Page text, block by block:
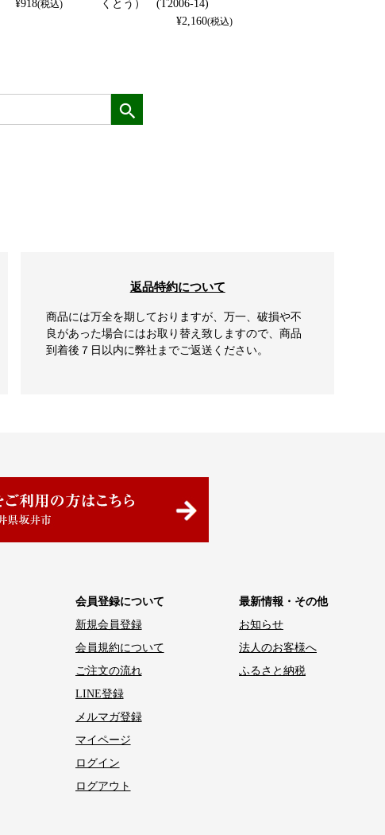
¥918(税込)
くとう） (T2006-14)
¥2,160(税込)
返品特約について
商品には万全を期しておりますが、万一、破損や不
良があった場合にはお取り替え致しますので、商品
到着後７日以内に弊社までご返送ください。
会員登録について
新規会員登録
会員規約について
ご注文の流れ
LINE登録
メルマガ登録
マイページ
ログイン
ログアウト
最新情報・その他
お知らせ
法人のお客様へ
ふるさと納税